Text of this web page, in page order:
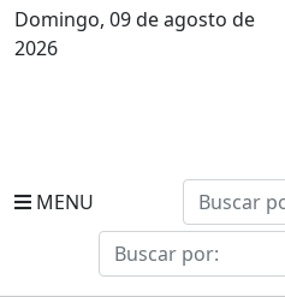
Domingo, 09 de agosto de
2026
MENU